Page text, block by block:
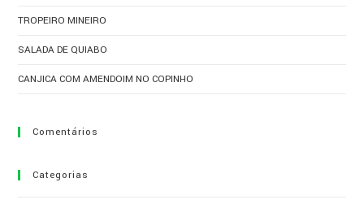
TROPEIRO MINEIRO
SALADA DE QUIABO
CANJICA COM AMENDOIM NO COPINHO
Comentários
Categorias